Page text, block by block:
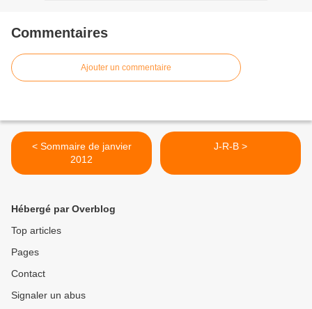
Commentaires
Ajouter un commentaire
< Sommaire de janvier
2012
J-R-B >
Hébergé par Overblog
Top articles
Pages
Contact
Signaler un abus